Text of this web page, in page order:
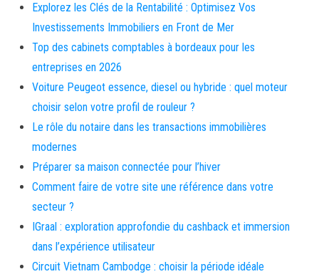
Explorez les Clés de la Rentabilité : Optimisez Vos
Investissements Immobiliers en Front de Mer
Top des cabinets comptables à bordeaux pour les
entreprises en 2026
Voiture Peugeot essence, diesel ou hybride : quel moteur
choisir selon votre profil de rouleur ?
Le rôle du notaire dans les transactions immobilières
modernes
Préparer sa maison connectée pour l’hiver
Comment faire de votre site une référence dans votre
secteur ?
IGraal : exploration approfondie du cashback et immersion
dans l’expérience utilisateur
Circuit Vietnam Cambodge : choisir la période idéale